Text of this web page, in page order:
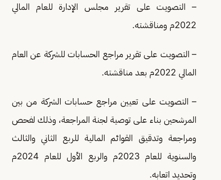
– التصويت على تقرير مجلس الإدارة للعام المالي
2022م ومناقشته.
– التصويت على تقرير مراجع الحسابات للشركة عن العام
المالي 2022م بعد مناقشته.
– التصويت على تعيين مراجع حسابات الشركة من بين
المرشحين بناء على توصية لجنة المراجعة، وذلك لفحص
ومراجعة وتدقيق القوائم المالية للربع الثاني والثالث
والسنوية للعام 2023م والربع الأول للعام 2024م
وتحديد اتعابه.